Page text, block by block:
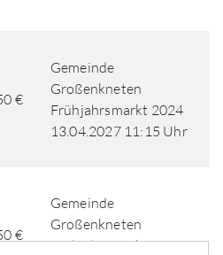
€
Gemeinde
Großenkneten
Frühjahrsmarkt 2024
13.04.2027 11:15 Uhr
€
Gemeinde
Großenkneten
Frühjahrsmarkt 2024